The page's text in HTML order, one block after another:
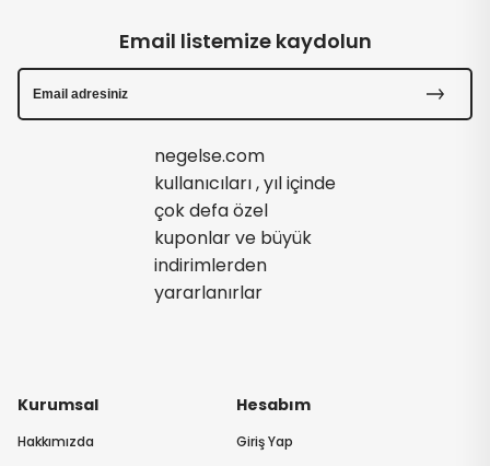
Kurumsal
Hakkımızda
Hesabım
Giriş Yap
Email listemize kaydolun
negelse.com
kullanıcıları , yıl içinde
çok defa özel
kuponlar ve büyük
indirimlerden
yararlanırlar